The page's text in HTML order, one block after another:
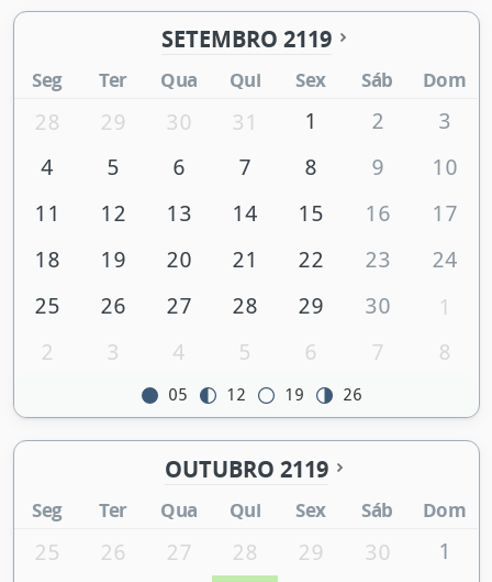
SETEMBRO 2119
Seg Ter Qua Qui Sex Sáb Dom
28 29 30 31 1 2
3
4
5 6 7 8 9
10
11
12 13 14 15 16
17
18
19 20 21 22 23
24
25
26 27 28 29 30
1
2
3 4 5 6 7 8
05 12 19 26
OUTUBRO 2119
Seg Ter Qua Qui Sex Sáb Dom
25 26 27 28 29 30
1